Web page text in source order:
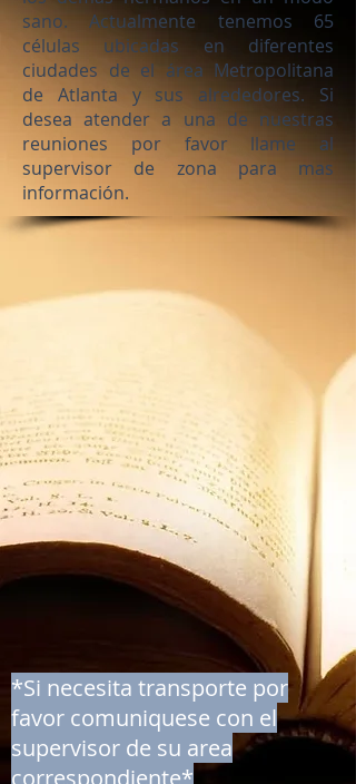
sano. Actualmente tenemos 65
células ubicadas en diferentes
ciudades de el área Metropolitana
de Atlanta y sus alrededores. Si
desea atender a una de nuestras
reuniones por favor llame al
supervisor de zona para mas
información.
*Si necesita transporte por
favor comuniquese con el
supervisor de su area
correspondiente*